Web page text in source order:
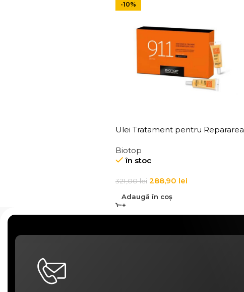
-10%
Ulei Tratament pentru Repararea
Repair Oil 6 x 11 ml
Biotop
în stoc
321,00lei 288,90 lei
Adaugă în coș